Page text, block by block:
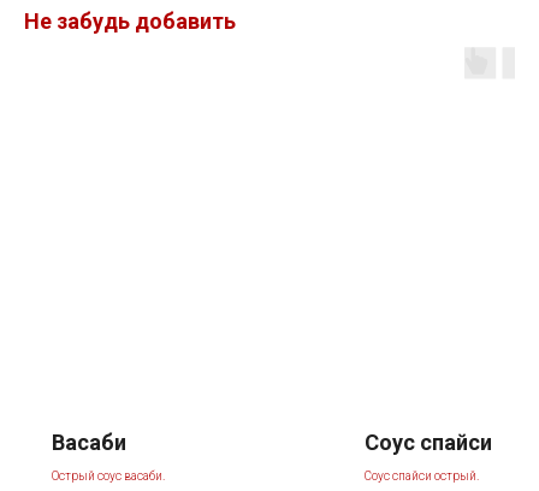
Не забудь добавить
Васаби
Острый соус васаби.
Соус спайси
Соус спайси острый.